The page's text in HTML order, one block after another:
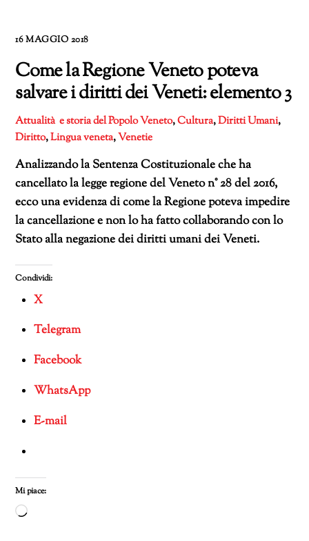
16 MAGGIO 2018
Come la Regione Veneto poteva
salvare i diritti dei Veneti: elemento 3
Attualità e storia del Popolo Veneto,Cultura,Diritti Umani,
Diritto,Lingua veneta,Venetie
Analizzando la Sentenza Costituzionale che ha
cancellato la legge regione del Veneto n° 28 del 2016,
ecco una evidenza di come la Regione poteva impedire
la cancellazione e non lo ha fatto collaborando con lo
Stato alla negazione dei diritti umani dei Veneti.
Condividi:
X
Telegram
Facebook
WhatsApp
E-mail
Mi piace:
Caricamento